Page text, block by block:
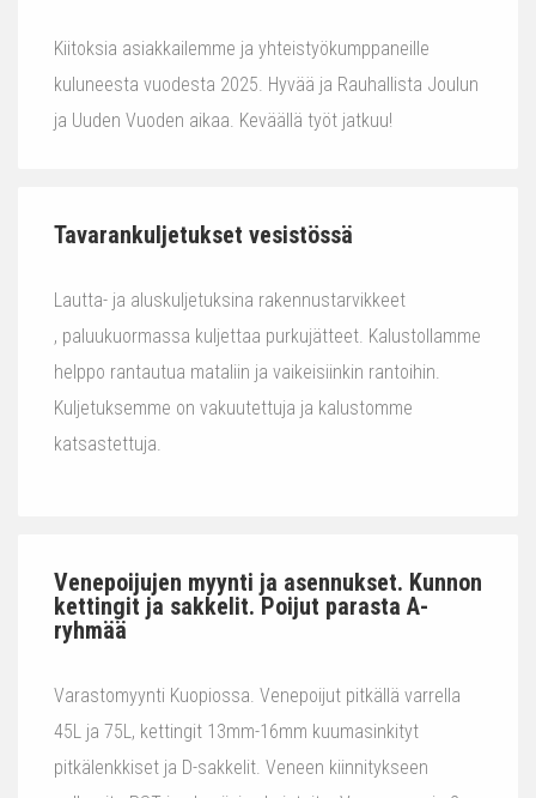
Kiitoksia asiakkailemme ja yhteistyökumppaneille
kuluneesta vuodesta 2025. Hyvää ja Rauhallista Joulun
ja Uuden Vuoden aikaa. Keväällä työt jatkuu!
Tavarankuljetukset vesistössä
Lautta- ja aluskuljetuksina rakennustarvikkeet
, paluukuormassa kuljettaa purkujätteet. Kalustollamme
helppo rantautua mataliin ja vaikeisiinkin rantoihin.
Kuljetuksemme on vakuutettuja ja kalustomme
katsastettuja.
Venepoijujen myynti ja asennukset. Kunnon
kettingit ja sakkelit. Poijut parasta A-
ryhmää
Varastomyynti Kuopiossa. Venepoijut pitkällä varrella
45L ja 75L, kettingit 13mm-16mm kuumasinkityt
pitkälenkkiset ja D-sakkelit. Veneen kiinnitykseen